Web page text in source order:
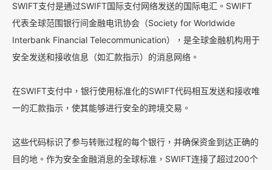
SWIFT支付是通过SWIFT国际支付网络发送的国际电汇。SWIFT
代表全球范围银行间金融电讯协会（Society for Worldwide
Interbank Financial Telecommunication），是全球金融机构用于
安全发送和接收信息（如汇款指示）的消息网络。
在SWIFT支付中，银行使用标准化的SWIFT代码相互发送和接收唯
一的汇款指示，使其能够进行安全的跨境交易。
这些代码标识了参与转账过程的每个银行，并确保资金到达正确的
目的地。作为安全金融消息的全球标准，SWIFT连接了超过200个